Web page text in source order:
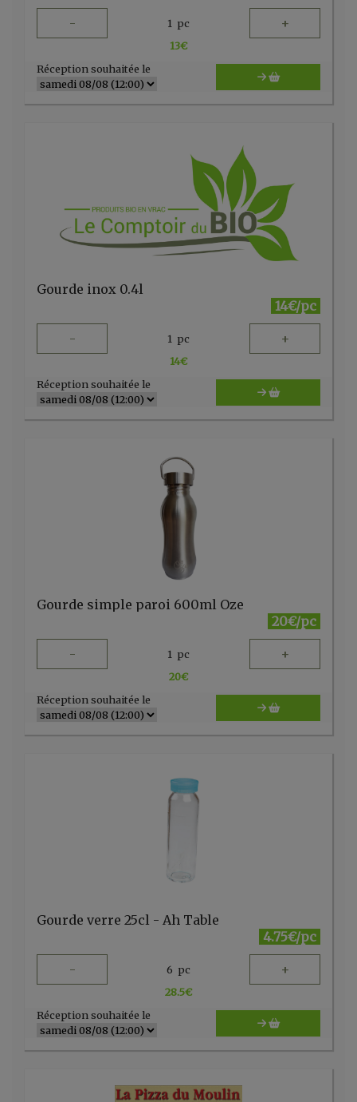
- 1 pc +
13€
Réception souhaitée le
Gourde inox 0.4l
14€/pc
- 1 pc +
14€
Réception souhaitée le
Gourde simple paroi 600ml Oze
20€/pc
- 1 pc +
20€
Réception souhaitée le
Gourde verre 25cl - Ah Table
4.75€/pc
- 6 pc +
28.5€
Réception souhaitée le